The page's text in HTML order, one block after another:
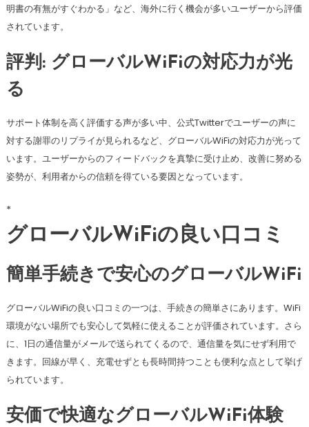
明書の有無がすぐわかる」など、海外に行く機会が多いユーザーから評価
されています。
評判: グローバルWiFiの対応力が光
る
サポート体制を高く評価する声が多い中、公式Twitterでユーザーの声に
対する謝罪のリプライが見られるなど、グローバルWiFiの対応力が光って
います。ユーザーからのフィードバックを真摯に受け止め、改善に努める
姿勢が、利用者からの信頼を得ている要因となっています。
*
グローバルWiFiの良い口コミ
簡単手続きで安心のグローバルWiFi
グローバルWiFiの良い口コミの一つは、手続きの簡単さにあります。WiFi
環境がない場所でも安心して気軽に使えることが評価されています。さら
に、1日の通信量がメールで送られてくるので、通信量を気にせず利用で
きます。回線が早く、充電せずとも長時間持つことも便利な点として挙げ
られています。
安価で快適なグローバルWiFi体験